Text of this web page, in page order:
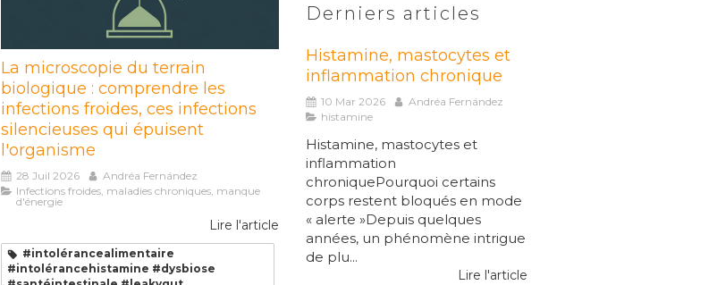
La microscopie du terrain
biologique : comprendre les
infections froides, ces infections
silencieuses qui épuisent
l'organisme
28 Juil 2026
Andréa Fernández
Infections froides, maladies chroniques, manque
d'énergie
Lire l'article
#intolérancealimentaire
#intolérancehistamine #dysbiose
Derniers articles
Histamine, mastocytes et
inflammation chronique
10 Mar 2026
Andréa Fernández
histamine
Histamine, mastocytes et
inflammation
chroniquePourquoi certains
corps restent bloqués en mode
« alerte »Depuis quelques
années, un phénomène intrigue
de plu...
Lire l'article